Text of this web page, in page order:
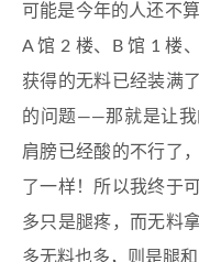
可能是今年的人还不
A 馆 2 楼、B 馆 1 楼
获得的无料已经装满
的问题——那就是让
肩膀已经酸的不行了
了一样！所以我终于
多只是腿疼，而无料
多无料也多，则是腿和